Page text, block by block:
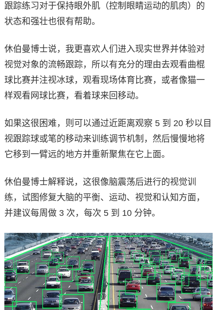
跟踪练习对于保持眼外肌（控制眼睛运动的肌肉）的
状态和强壮也很有帮助。
休伯曼博士说，我更喜欢人们进入现实世界并体验对
视觉对象的流畅跟踪，所以有充分的理由去观看曲棍
球比赛并注视冰球，观看现场体育比赛，或者像猫一
样观看网球比赛，看着球来回移动。
如果这很困难，则可以通过近距离观察 5 到 20 秒以目
视跟踪球或笔的移动来训练调节机制，然后慢慢地将
它移到一臂远的地方并重新聚焦在它上面。
休伯曼博士解释说，这很像脑震荡后进行的视觉训
练，试图修复大脑的平衡、运动、视觉和认知方面，
并建议每周做 3 次，每次 5 到 10 分钟。